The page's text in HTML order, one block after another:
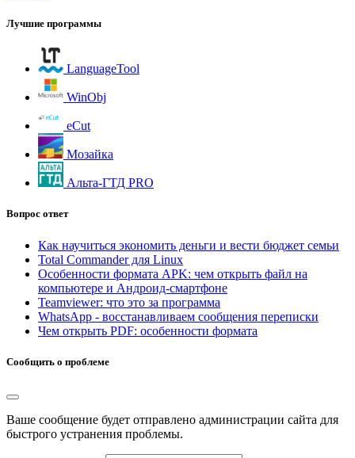
Лучшие программы
LanguageTool
WinObj
eCut
Мозайка
Альта-ГТД PRO
Вопрос ответ
Как научиться экономить деньги и вести бюджет семьи
Total Commander для Linux
Особенности формата APK: чем открыть файл на
компьютере и Андроид-смартфоне
Teamviewer: что это за программа
WhatsApp - восстанавливаем сообщения переписки
Чем открыть PDF: особенности формата
Сообщить о проблеме
Ваше сообщение будет отправлено администрации сайта для
быстрого устранения проблемы.